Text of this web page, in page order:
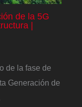
de la 5G
|
de la fase de
Generación de